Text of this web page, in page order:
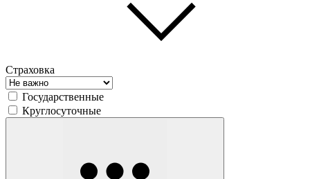
Страховка
Государственные
Круглосуточные